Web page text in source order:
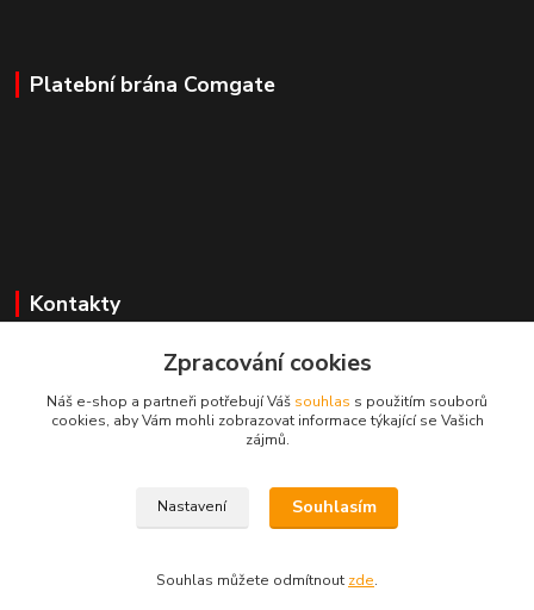
Platební brána Comgate
Kontakty
Mgr. Darina Janoušková
Dadoos 2025
Zpracování cookies
Náš e-shop a partneři potřebují Váš souhlas s použitím souborů
cookies, aby Vám mohli zobrazovat informace týkající se Vašich
zájmů.
Nastavení Souhlasím
Souhlas můžete odmítnout zde.